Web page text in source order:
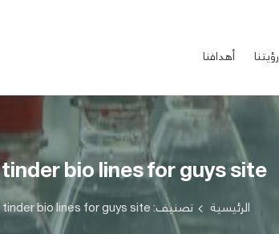
رؤيتنا أهدافنا
tinder bio lines for guys site
الرئيسية تصنيف: tinder bio lines for guys site